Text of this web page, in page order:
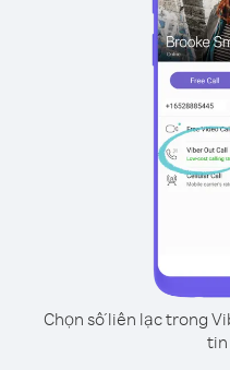
Chọn số liên lạc trong
tin